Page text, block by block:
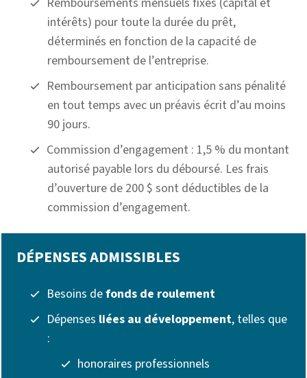
intérêts) pour toute la durée du prêt,
déterminés en fonction de la capacité de
remboursement de l’entreprise.
Remboursement par anticipation sans pénalité
en tout temps avec un préavis écrit d’au moins
90 jours.
Commission d’engagement : 1,5 % du montant
autorisé payable lors du déboursé. Les frais
d’ouverture de 200 $ sont déductibles de la
commission d’engagement.
DÉPENSES ADMISSIBLES
Besoins defonds de roulement
Dépenses liées au développement, telles que
:
honoraires professionnels